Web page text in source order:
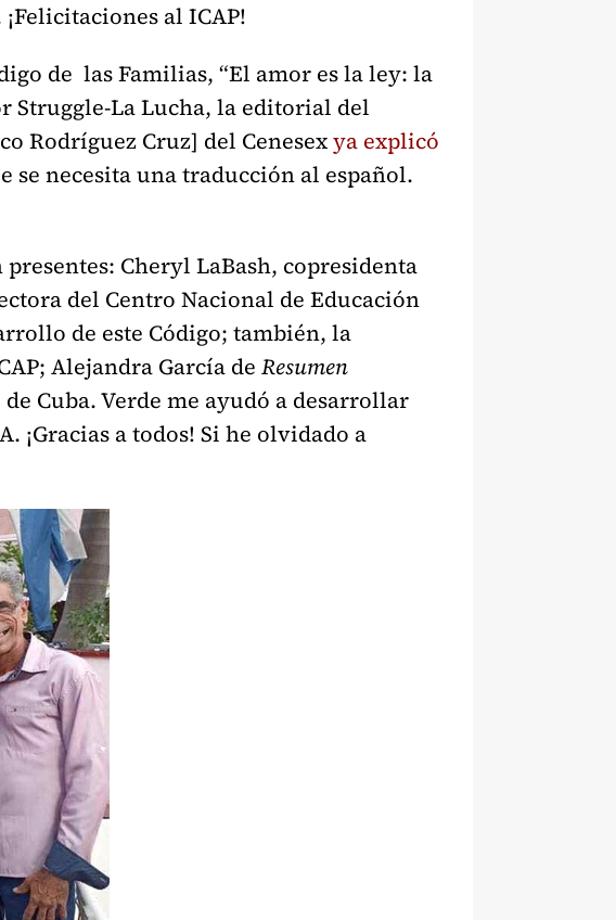
al ICAP!
de las Familias, “El amor es la ley: la
Struggle-La Lucha, la editorial del
Rodríguez Cruz] del Cenesexya explicó
se necesita una traducción al español.
Cheryl LaBash, copresidenta
del Centro Nacional de Educación
de este Código; también, la
Alejandra García de Resumen
Cuba. Verde me ayudó a desarrollar
¡Gracias a todos! Si he olvidado a